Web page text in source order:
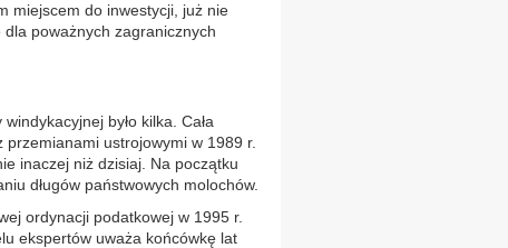
miejscem do inwestycji, już nie
poważnych zagranicznych
było kilka. Cała
przemianami ustrojowymi w 1989 r.
inaczej niż dzisiaj. Na początku
długów państwowych molochów.
ordynacji podatkowej w 1995 r.
ekspertów uważa końcówkę lat